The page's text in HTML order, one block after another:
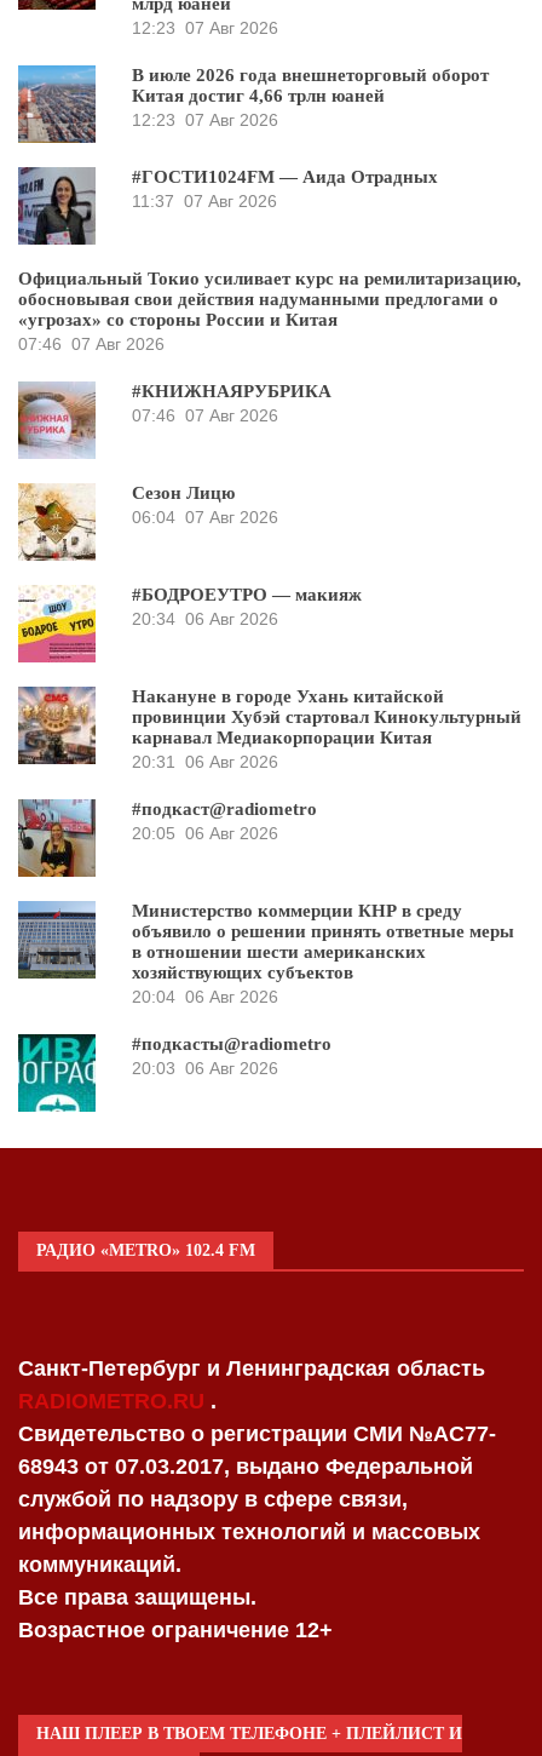
12:23 07 Авг 2026
В июле 2026 года внешнеторговый оборот
Китая достиг 4,66 трлн юаней
12:23 07 Авг 2026
#ГОСТИ1024FM — Аида Отрадных
11:37 07 Авг 2026
Официальный Токио усиливает курс на ремилитаризацию,
обосновывая свои действия надуманными предлогами о
«угрозах» со стороны России и Китая
07:46 07 Авг 2026
#КНИЖНАЯРУБРИКА
07:46 07 Авг 2026
Сезон Лицю
06:04 07 Авг 2026
#БОДРОЕУТРО — макияж
20:34 06 Авг 2026
Накануне в городе Ухань китайской
провинции Хубэй стартовал Кинокультурный
карнавал Медиакорпорации Китая
20:31
06 Авг 2026
#подкаст@radiometro
20:05 06 Авг 2026
Министерство коммерции КНР в среду
объявило о решении принять ответные меры
в отношении шести американских
хозяйствующих субъектов
20:04 06 Авг 2026
#подкасты@radiometro
20:03 06 Авг 2026
РАДИО «METRO» 102.4 FM
Санкт-Петербург и Ленинградская область
RADIOMETRO.RU .
Свидетельство о регистрации СМИ №AC77-
68943 от 07.03.2017, выдано Федеральной
службой по надзору в сфере связи,
информационных технологий и массовых
коммуникаций.
Все права защищены.
Возрастное ограничение 12+
НАШ ПЛЕЕР В ТВОЕМ ТЕЛЕФОНЕ + ПЛЕЙЛИСТ И